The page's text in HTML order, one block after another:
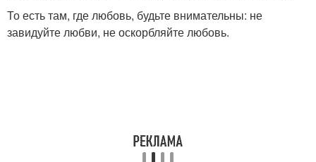
То есть там, где любовь, будьте внимательны: не
завидуйте любви, не оскорбляйте любовь.